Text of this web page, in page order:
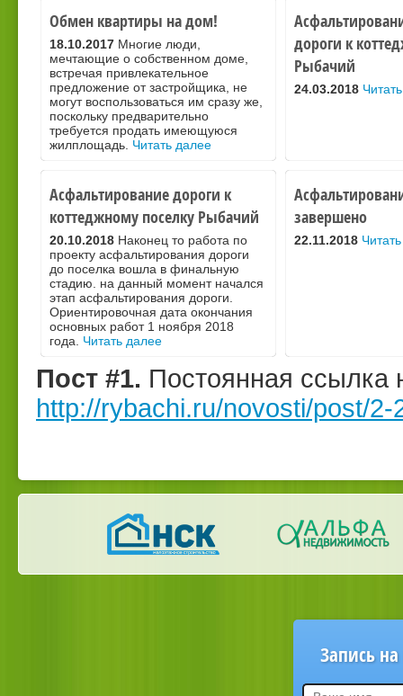
Обмен квартиры на дом!
18.10.2017 Многие люди,
мечтающие о собственном доме,
встречая привлекательное
предложение от застройщика, не
могут воспользоваться им сразу же,
поскольку предварительно
требуется продать имеющуюся
жилплощадь. Читать далее
дороги к
Рыбачий
24.03.2018
Асфальтирование дороги к
коттеджному поселку Рыбачий
20.10.2018 Наконец то работа по
проекту асфальтирования дороги
до поселка вошла в финальную
стадию. на данный момент начался
этап асфальтирования дороги.
Ориентировочная дата окончания
основных работ 1 ноября 2018
года. Читать далее
завершено
22.11.2018
Пост #1. Постоянная ссылка
http://rybachi.ru/novosti/post/2-
Запись